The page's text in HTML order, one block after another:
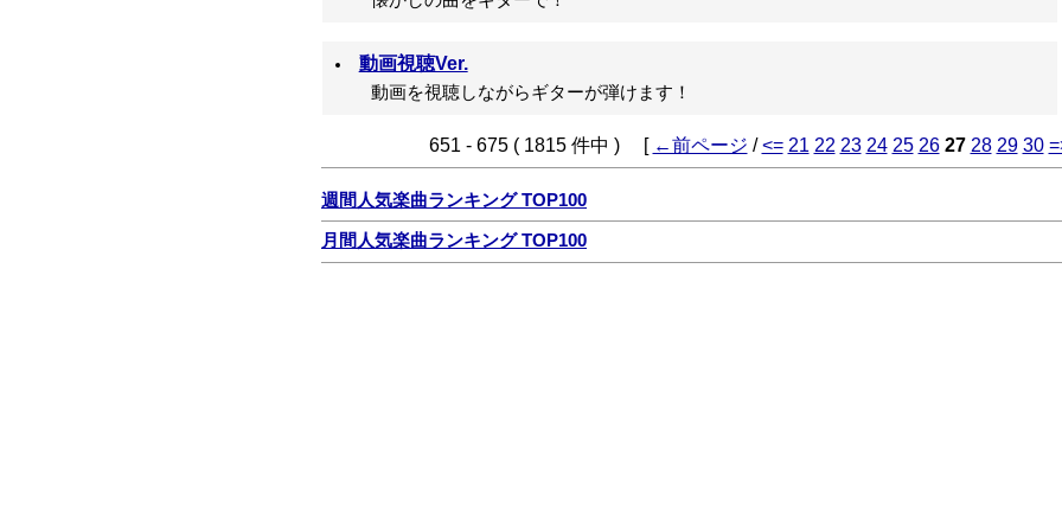
動画視聴Ver.
動画を視聴しながらギターが弾けます！
651 - 675 ( 1815 件中 ) [ ←前ページ /<= 21 22 23 24 25 26 27 28 29 30
週間人気楽曲ランキング TOP100
月間人気楽曲ランキング TOP100